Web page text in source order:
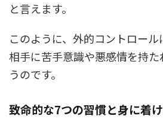
と言えます。
このように、外的コントロール
相手に苦手意識や悪感情を持た
うのです。
致命的な7つの習慣と身に着